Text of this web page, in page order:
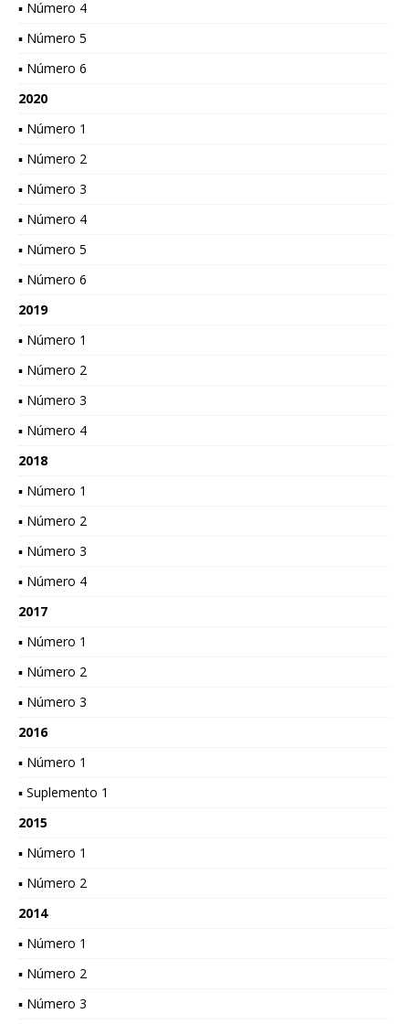
▪ Número 4
▪ Número 5
▪ Número 6
2020
▪ Número 1
▪ Número 2
▪ Número 3
▪ Número 4
▪ Número 5
▪ Número 6
2019
▪ Número 1
▪ Número 2
▪ Número 3
▪ Número 4
2018
▪ Número 1
▪ Número 2
▪ Número 3
▪ Número 4
2017
▪ Número 1
▪ Número 2
▪ Número 3
2016
▪ Número 1
▪ Suplemento 1
2015
▪ Número 1
▪ Número 2
2014
▪ Número 1
▪ Número 2
▪ Número 3